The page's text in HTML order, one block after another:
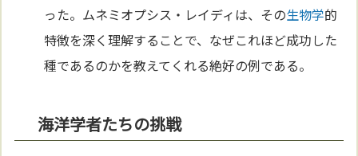
った。ムネミオプシス・レイディは、その生物学的
特徴を深く理解することで、なぜこれほど成功した
種であるのかを教えてくれる絶好の例である。
海洋学者たちの挑戦